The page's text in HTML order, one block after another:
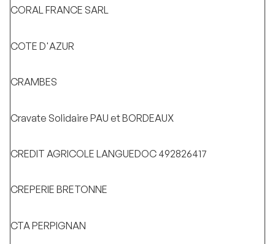
CORAL FRANCE SARL
COTE D'AZUR
CRAMBES
Cravate Solidaire PAU et BORDEAUX
CREDIT AGRICOLE LANGUEDOC 492826417
CREPERIE BRETONNE
CTA PERPIGNAN